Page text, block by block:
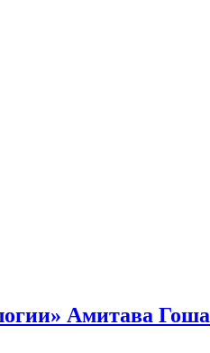
Амитава Гоша